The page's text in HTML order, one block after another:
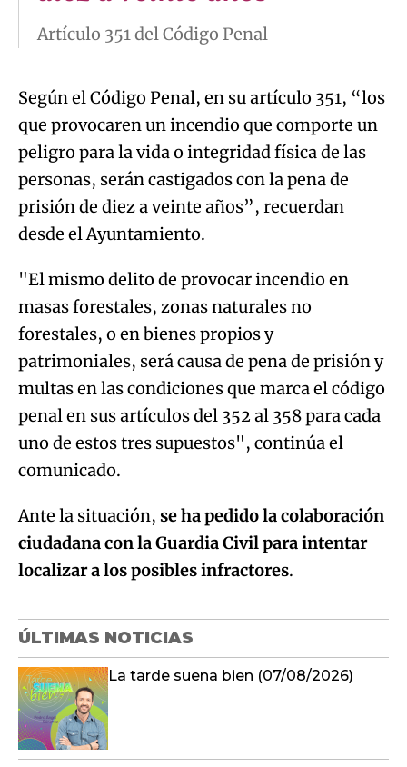
Artículo 351 del Código Penal
Según el Código Penal, en su artículo 351, “los
que provocaren un incendio que comporte un
peligro para la vida o integridad física de las
personas, serán castigados con la pena de
prisión de diez a veinte años”, recuerdan
desde el Ayuntamiento.
"El mismo delito de provocar incendio en
masas forestales, zonas naturales no
forestales, o en bienes propios y
patrimoniales, será causa de pena de prisión y
multas en las condiciones que marca el código
penal en sus artículos del 352 al 358 para cada
uno de estos tres supuestos", continúa el
comunicado.
Ante la situación, se ha pedido la colaboración
ciudadana con la Guardia Civil para intentar
localizar a los posibles infractores.
ÚLTIMAS NOTICIAS
La tarde suena bien (07/08/2026)